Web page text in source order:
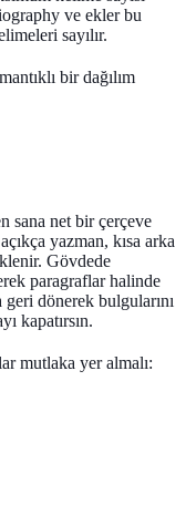
ve ekler bu
sayılır.
bir dağılım
sana net bir çerçeve
yazman, kısa arka
Gövdede
paragraflar halinde
dönerek bulgularını
kapatırsın.
mutlaka yer almalı: